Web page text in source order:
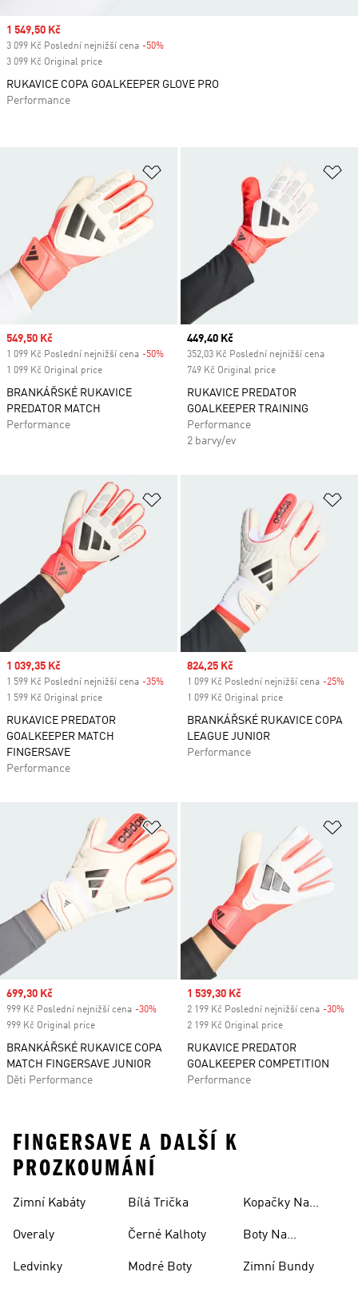
Sale price
549,50 Kč
1 099 Kč Poslední nejnižší cena -50% Discount
1 099 Kč Original price
BRANKÁŘSKÉ RUKAVICE
PREDATOR MATCH
Performance
Current price
449,40 Kč
352,03 Kč Poslední nejnižší cena
749 Kč Original price
RUKAVICE PREDATOR
GOALKEEPER TRAINING
Performance
2 barvy/ev
Přidat do seznamu přání
Sale price
1 039,35 Kč
1 599 Kč Poslední nejnižší cena -35% Discount
1 599 Kč Original price
RUKAVICE PREDATOR
GOALKEEPER MATCH
FINGERSAVE
Performance
Sale price
824,25 Kč
1 099 Kč Poslední nejnižší cena -25%
1 099 Kč Original price
BRANKÁŘSKÉ RUKAVICE COPA
LEAGUE JUNIOR
Performance
Přidat do seznamu přání
Sale price
699,30 Kč
999 Kč Poslední nejnižší cena -30% Discount
999 Kč Original price
BRANKÁŘSKÉ RUKAVICE COPA
MATCH FINGERSAVE JUNIOR
Děti Performance
Sale price
1 539,30 Kč
2 199 Kč Poslední nejnižší cena -30%
2 199 Kč Original price
RUKAVICE PREDATOR
GOALKEEPER COMPETITION
Performance
Sale price
1 549,50 Kč
3 099 Kč Poslední nejnižší cena -50%
3 099 Kč Original price
RUKAVICE COPA GOALKEEPER GLOVE PRO
Performance
FINGERSAVE A DALŠÍ K
PROZKOUMÁNÍ
Zimní Kabáty
Overaly
Ledvinky
Bílá Trička
Černé Kalhoty
Modré Boty
Kopačky Na
Boty Na
Zimní Bundy